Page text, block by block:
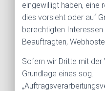
eingewilligt haben, eine
dies vorsieht oder auf
berechtigten Interessen
Beauftragten,
Sofern wir Dritte mit
Grundlage eines sog.